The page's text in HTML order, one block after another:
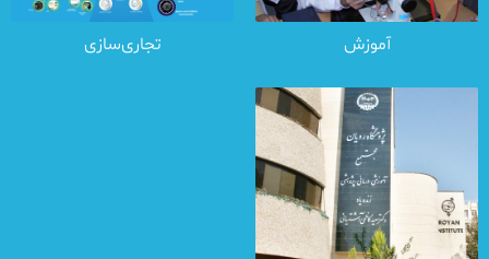
آموزش تجاری‌سازی